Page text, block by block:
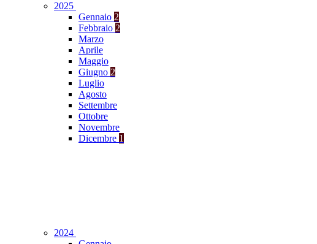
2025
Gennaio 2
Febbraio 2
Marzo
Aprile
Maggio
Giugno 2
Luglio
Agosto
Settembre
Ottobre
Novembre
Dicembre 1
2024